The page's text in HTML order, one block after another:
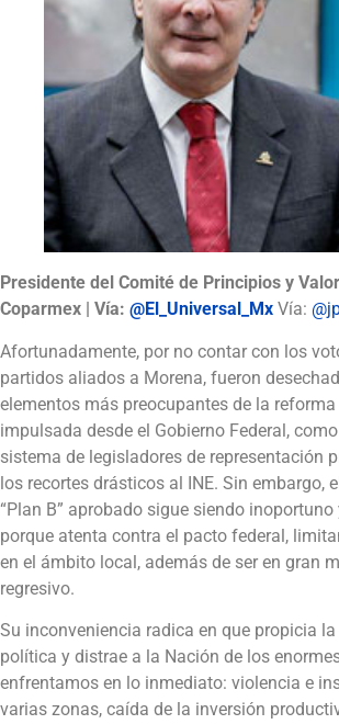
Presidente del Comité de Principios y
Coparmex | Vía: @El_Universal_Mx Vía:
Afortunadamente, por no contar con los
partidos aliados a Morena, fueron
elementos más preocupantes de la
impulsada desde el Gobierno Federal,
sistema de legisladores de representación
los recortes drásticos al INE. Sin embargo,
“Plan B” aprobado sigue siendo
porque atenta contra el pacto federal,
en el ámbito local, además de ser en gran
regresivo.
Su inconveniencia radica en que propicia
política y distrae a la Nación de los
enfrentamos en lo inmediato: violencia e
varias zonas, caída de la inversión